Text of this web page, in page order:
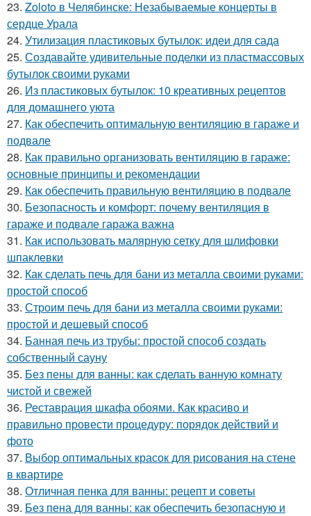
23. Zoloto в Челябинске: Незабываемые концерты в
сердце Урала
24. Утилизация пластиковых бутылок: идеи для сада
25. Создавайте удивительные поделки из пластмассовых
бутылок своими руками
26. Из пластиковых бутылок: 10 креативных рецептов
для домашнего уюта
27. Как обеспечить оптимальную вентиляцию в гараже и
подвале
28. Как правильно организовать вентиляцию в гараже:
основные принципы и рекомендации
29. Как обеспечить правильную вентиляцию в подвале
30. Безопасность и комфорт: почему вентиляция в
гараже и подвале гаража важна
31. Как использовать малярную сетку для шлифовки
шпаклевки
32. Как сделать печь для бани из металла своими руками:
простой способ
33. Строим печь для бани из металла своими руками:
простой и дешевый способ
34. Банная печь из трубы: простой способ создать
собственный сауну
35. Без пены для ванны: как сделать ванную комнату
чистой и свежей
36. Реставрация шкафа обоями. Как красиво и
правильно провести процедуру: порядок действий и
фото
37. Выбор оптимальных красок для рисования на стене
в квартире
38. Отличная пенка для ванны: рецепт и советы
39. Без пена для ванны: как обеспечить безопасную и